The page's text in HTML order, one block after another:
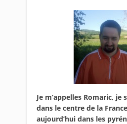
Je m’appelles Romaric, je
dans le centre de la
aujourd’hui dans les